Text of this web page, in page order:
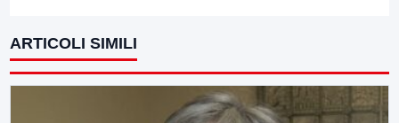
ARTICOLI SIMILI